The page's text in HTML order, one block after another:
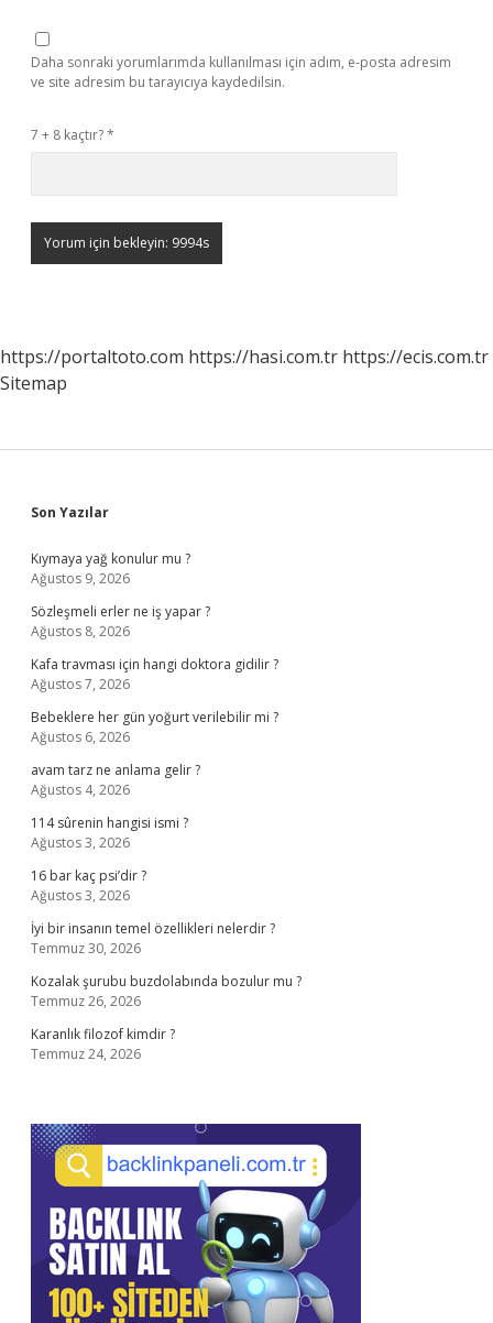
Daha sonraki yorumlarımda kullanılması için adım, e-posta adresim
ve site adresim bu tarayıcıya kaydedilsin.
7 + 8 kaçtır?*
https://portaltoto.com https://hasi.com.tr https://ecis.com.tr
Sitemap
Sidebar
Son Yazılar
Kıymaya yağ konulur mu ?
Ağustos 9, 2026
Sözleşmeli erler ne iş yapar ?
Ağustos 8, 2026
Kafa travması için hangi doktora gidilir ?
Ağustos 7, 2026
Bebeklere her gün yoğurt verilebilir mi ?
Ağustos 6, 2026
avam tarz ne anlama gelir ?
Ağustos 4, 2026
114 sûrenin hangisi ismi ?
Ağustos 3, 2026
16 bar kaç psi’dir ?
Ağustos 3, 2026
İyi bir insanın temel özellikleri nelerdir ?
Temmuz 30, 2026
Kozalak şurubu buzdolabında bozulur mu ?
Temmuz 26, 2026
Karanlık filozof kimdir ?
Temmuz 24, 2026